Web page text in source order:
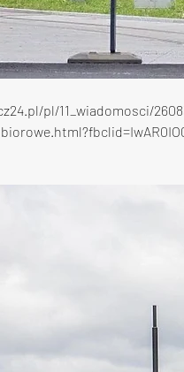
pl/11_wiadomosci/